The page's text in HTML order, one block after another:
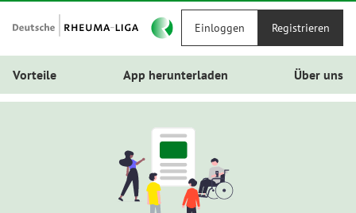
Vorteile App herunterladen Über uns
Einloggen Registrieren